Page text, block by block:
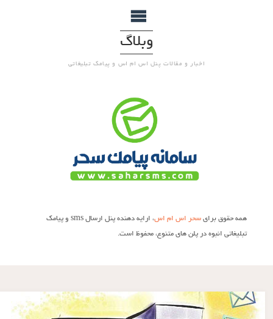
وبلاگ
اخبار و مقالات پنل اس ام اس و پیامک تبلیغاتی
همه حقوق برایسحر اس ام اس
، ارایه دهنده پنل ارسال sms و پیامک
تبلیغاتی انبوه در پلن های متنوع، محفوظ است.